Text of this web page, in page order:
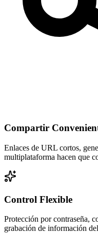
Compartir
Enlaces de URL cortos,
multiplataforma hacen que
Control Flexible
Protección por contraseña,
grabación de información